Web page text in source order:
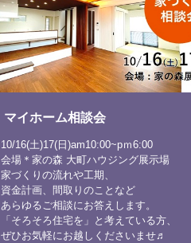
マイホーム相談会
10/16(土)17(日)am10:00~pｍ6:00
会場＊家の森 大町ハウジング展示場
家づくりの流れや工期、
資金計画、間取りのことなど
あらゆるご相談にお答えします。
「そろそろ住宅を」と考えている方、
ぜひお気軽にお越しくださいませ♬